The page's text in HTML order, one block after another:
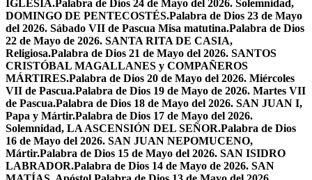
IGLESIA.Palabra de Dios 24 de Mayo del 2026. Solemnidad,
DOMINGO DE PENTECOSTÉS.Palabra de Dios 23 de Mayo
del 2026. Sábado VII de Pascua Misa matutina.Palabra de Dios
22 de Mayo de 2026. SANTA RITA DE CASIA,
Religiosa.Palabra de Dios 21 de Mayo del 2026. SANTOS
CRISTÓBAL MAGALLANES y COMPAÑEROS
MÁRTIRES.Palabra de Dios 20 de Mayo del 2026. Miércoles
VII de Pascua.Palabra de Dios 19 de Mayo de 2026. Martes VII
de Pascua.Palabra de Dios 18 de Mayo del 2026. SAN JUAN I,
Papa y Mártir.Palabra de Dios 17 de Mayo del 2026.
Solemnidad, LA ASCENSIÓN DEL SEÑOR.Palabra de Dios
16 de Mayo del 2026. SAN JUAN NEPOMUCENO,
Mártir.Palabra de Dios 15 de Mayo del 2026. SAN ISIDRO
LABRADOR.Palabra de Dios 14 de Mayo de 2026. SAN